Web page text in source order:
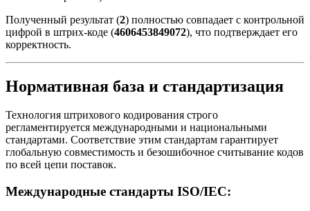
Полученный результат (2) полностью совпадает с контрольной
цифрой в штрих-коде (4606453849072), что подтверждает его
корректность.
Нормативная база и стандартизация
Технология штрихового кодирования строго
регламентируется международными и национальными
стандартами. Соответствие этим стандартам гарантирует
глобальную совместимость и безошибочное считывание кодов
по всей цепи поставок.
Международные стандарты ISO/IEC: